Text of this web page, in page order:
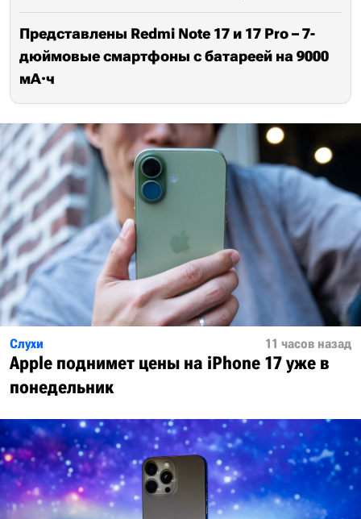
Представлены Redmi Note 17 и 17 Pro – 7-
дюймовые смартфоны с батареей на 9000
мА·ч
Слухи 11 часов назад
Apple поднимет цены на iPhone 17 уже в
понедельник